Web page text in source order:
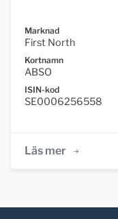
Marknad
First North
Kortnamn
ABSO
ISIN-kod
SE0006256558
Läs mer